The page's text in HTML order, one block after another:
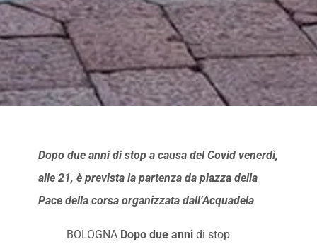
Dopo due anni di stop a causa del Covid venerdì,
alle 21, è prevista la partenza da piazza della
Pace della corsa organizzata dall’Acquadela
BOLOGNA Dopo due annidi stop